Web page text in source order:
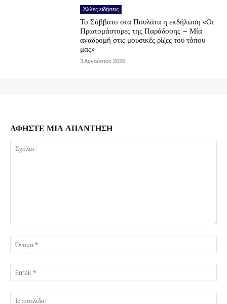
Άλλες ειδήσεις
Το Σάββατο στα Πουλάτα η εκδήλωση «Οι
Πρωτομάστορες της Παράδοσης – Μία
αναδρομή στις μουσικές ρίζες του τόπου
μας»
3 Αυγούστου 2026
ΑΦΗΣΤΕ ΜΙΑ ΑΠΑΝΤΗΣΗ